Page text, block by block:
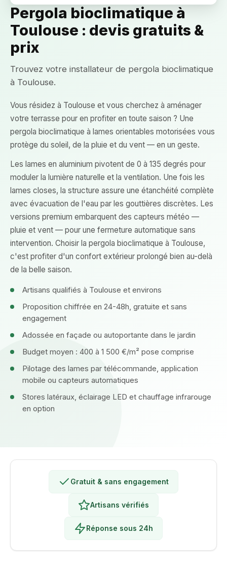
Pergola bioclimatique à
Toulouse : devis gratuits &
prix
Trouvez votre installateur de pergola bioclimatique
à Toulouse.
Vous résidez à Toulouse et vous cherchez à aménager
votre terrasse pour en profiter en toute saison ? Une
pergola bioclimatique à lames orientables motorisées vous
protège du soleil, de la pluie et du vent — en un geste.
Les lames en aluminium pivotent de 0 à 135 degrés pour
moduler la lumière naturelle et la ventilation. Une fois les
lames closes, la structure assure une étanchéité complète
avec évacuation de l'eau par les gouttières discrètes. Les
versions premium embarquent des capteurs météo —
pluie et vent — pour une fermeture automatique sans
intervention. Choisir la pergola bioclimatique à Toulouse,
c'est profiter d'un confort extérieur prolongé bien au-delà
de la belle saison.
Artisans qualifiés à Toulouse et environs
Proposition chiffrée en 24-48h, gratuite et sans
engagement
Adossée en façade ou autoportante dans le jardin
Budget moyen : 400 à 1 500 €/m² pose comprise
Pilotage des lames par télécommande, application
mobile ou capteurs automatiques
Stores latéraux, éclairage LED et chauffage infrarouge
en option
Gratuit & sans engagement
Artisans vérifiés
Réponse sous 24h